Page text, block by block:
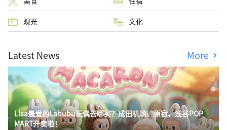
观光 文化
Latest News More
Lisa最爱的Labubu玩偶去哪买？成田机场、原宿、涩谷POP
MART开卖啦！